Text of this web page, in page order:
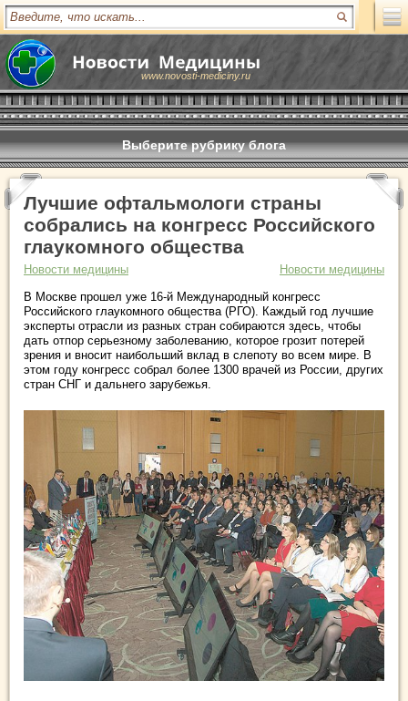
www.novosti-mediciny.ru
Выберите рубрику блога
Лучшие офтальмологи страны
собрались на конгресс Российского
глаукомного общества
Новости медицины
Новости медицины
В Москве прошел уже 16-й Международный конгресс
Российского глаукомного общества (РГО). Каждый год лучшие
эксперты отрасли из разных стран собираются здесь, чтобы
дать отпор серьезному заболеванию, которое грозит потерей
зрения и вносит наибольший вклад в слепоту во всем мире. В
этом году конгресс собрал более 1300 врачей из России, других
стран СНГ и дальнего зарубежья.